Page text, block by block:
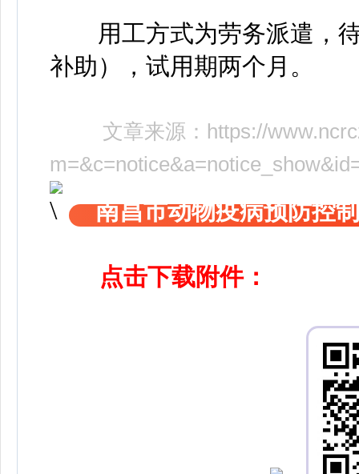
用工方式为劳务派遣，待
补助），试用期两个月。
文章来源： https://
南昌市动物疫病预防控
点击下载附件：